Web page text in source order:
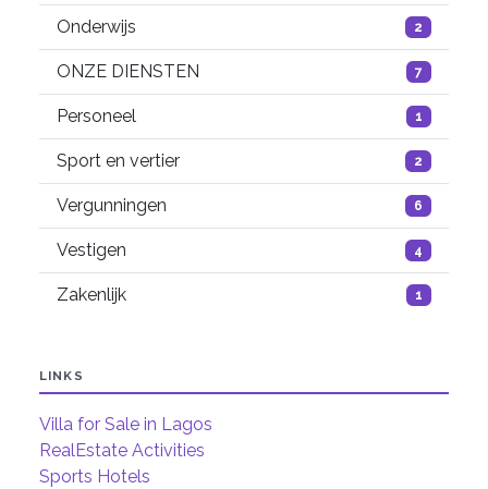
Onderwijs 2
ONZE DIENSTEN 7
Personeel 1
Sport en vertier 2
Vergunningen 6
Vestigen 4
Zakenlijk 1
LINKS
Villa for Sale in Lagos
RealEstate Activities
Sports Hotels